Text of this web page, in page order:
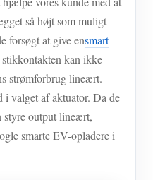
så højt som muligt
forsøgt at give ensmart
kan ikke
strømforbrug lineært.
valget af aktuator. Da de
styre output lineært,
smarte EV-opladere i